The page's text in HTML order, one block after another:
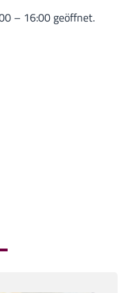
– 16:00 geöffnet.